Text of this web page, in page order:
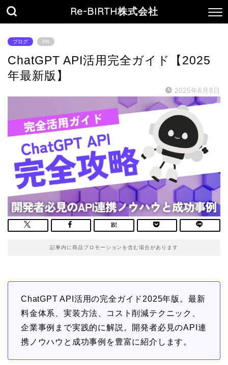
Re-BIRTH株式会社
ブログ PR
ChatGPT API活用完全ガイド【2025
年最新版】
2025年6月8日
記事内に商品プロモーションを含む場合があります
ChatGPT API活用の完全ガイド2025年版。最新
料金体系、実装方法、コスト削減テクニック、
企業事例まで実践的に解説。開発者必見のAPI連
携ノウハウと成功事例を豊富に紹介します。